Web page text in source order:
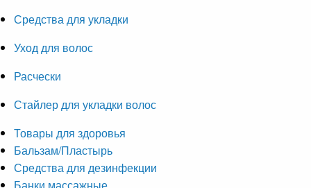
Средства для укладки
Уход для волос
Расчески
Стайлер для укладки волос
Товары для здоровья
Бальзам/Пластырь
Средства для дезинфекции